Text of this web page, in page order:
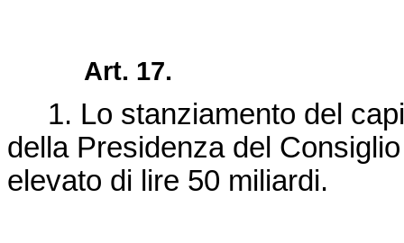
Art. 17.
1. Lo stanziamento del
della Presidenza del
elevato di lire 50 miliardi.